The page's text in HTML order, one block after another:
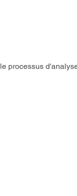
processus